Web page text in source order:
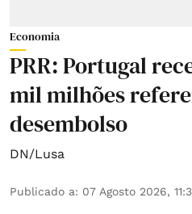
Economia
PRR: Portugal
mil milhões
desembolso
DN/Lusa
Publicado a: 07 Agosto 2026,